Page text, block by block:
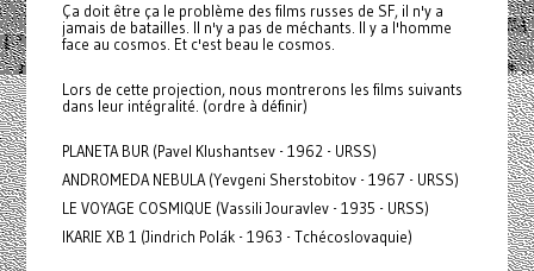
Ça doit être ça le problème des films russes de SF, il n'y a
jamais de batailles. Il n'y a pas de méchants. Il y a l'homme
face au cosmos. Et c'est beau le cosmos.
Lors de cette projection, nous montrerons les films suivants
dans leur intégralité. (ordre à définir)
PLANETA BUR (Pavel Klushantsev - 1962 - URSS)
ANDROMEDA NEBULA (Yevgeni Sherstobitov - 1967 - URSS)
LE VOYAGE COSMIQUE (Vassili Jouravlev - 1935 - URSS)
IKARIE XB 1 (Jindrich Polák - 1963 - Tchécoslovaquie)